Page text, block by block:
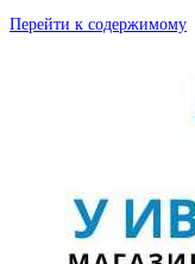
Перейти к содержимому